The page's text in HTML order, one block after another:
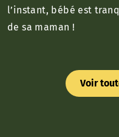
l’instant, bébé est
de sa maman !
Voir